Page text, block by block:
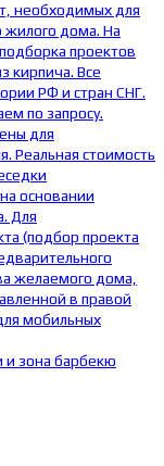
необходимых для
жилого дома. На
проектов
кирпича. Все
РФ и стран СНГ.
по запросу.
для
Реальная стоимость
основании
Для
(подбор проекта
желаемого дома,
в правой
мобильных
и зона барбекю